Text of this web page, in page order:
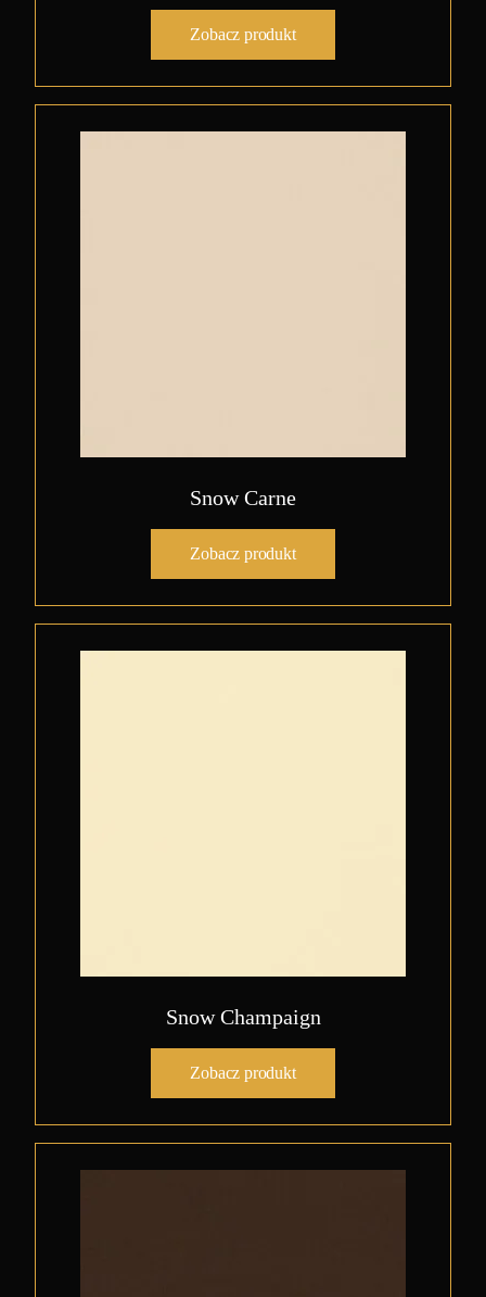
Zobacz produkt
Snow Carne
Zobacz produkt
Snow Champaign
Zobacz produkt